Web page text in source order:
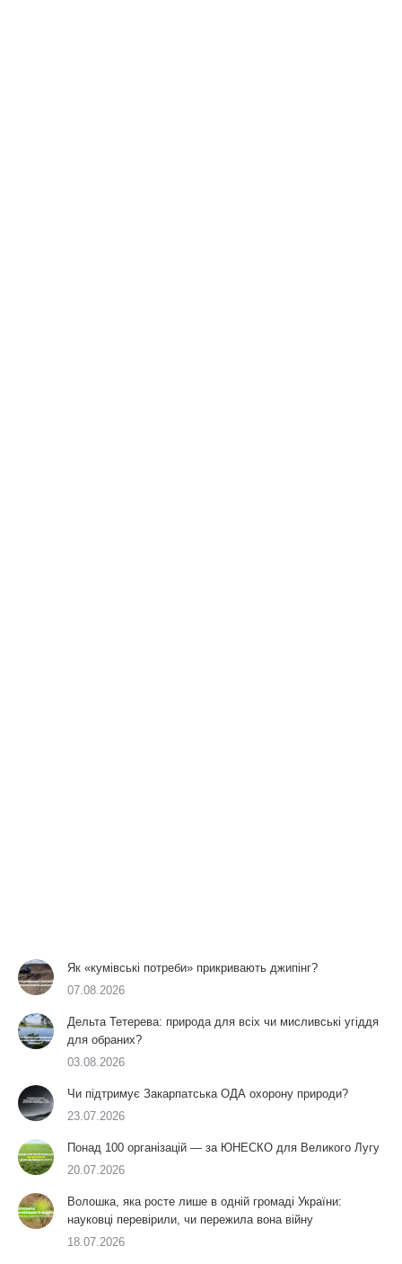
Як «кумівські потреби» прикривають джипінг?
07.08.2026
Дельта Тетерева: природа для всіх чи мисливські угіддя
для обраних?
03.08.2026
Чи підтримує Закарпатська ОДА охорону природи?
23.07.2026
Понад 100 організацій — за ЮНЕСКО для Великого Лугу
20.07.2026
Волошка, яка росте лише в одній громаді України:
науковці перевірили, чи пережила вона війну
18.07.2026